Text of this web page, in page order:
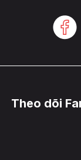
Theo dõi